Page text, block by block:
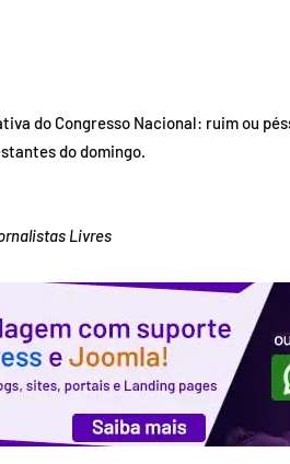
do Congresso Nacional: ruim ou
do domingo.
Livres